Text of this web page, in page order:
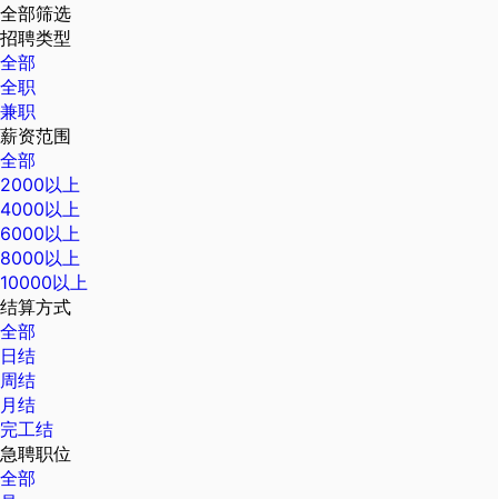
全部筛选
招聘类型
全部
全职
兼职
薪资范围
全部
2000以上
4000以上
6000以上
8000以上
10000以上
结算方式
全部
日结
周结
月结
完工结
急聘职位
全部